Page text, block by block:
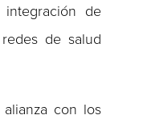
de
de salud
con los